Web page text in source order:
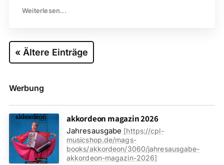
Weiterlesen...
« Ältere Einträge
Werbung
akkordeon magazin 2026
Jahresausgabe [https://cpl-
musicshop.de/mags-
books/akkordeon/3060/jahresausgabe-
akkordeon-magazin-2026]